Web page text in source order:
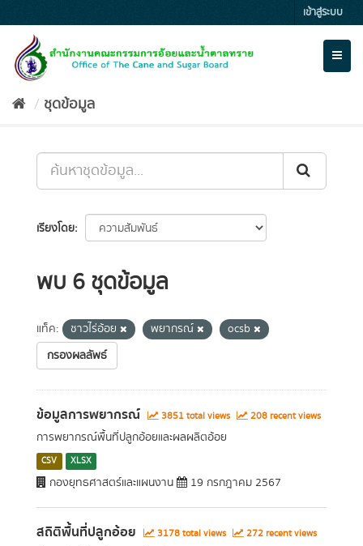
to
content
เข้าสู่ระบบ
ชุดข้อมูล
เรียงโดย
พบ 6 ชุดข้อมูล
แท็ค: ชาวไร่อ้อย พยากรณ์
ocsb
กรองผลลัพธ์
ข้อมูลการพยากรณ์ 3851 total views 208 recent views
การพยากรณ์พื้นที่ปลูกอ้อยและผลผลิตอ้อย
CSV XLSX
กองยุทธศาสตร์และแผนงาน 19 กรกฎาคม 2567
สถิติพื้นที่ปลูกอ้อย 3178 total views 272 recent views